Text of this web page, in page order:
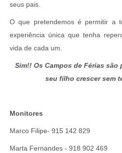
seus pais.
O que pretendemos é permitir a
experiência única que tenha
vida de cada um.
Sim!! Os Campos de Férias
seu filho crescer sem
Monitores
Marco Filipe- 915 142 829
Marta Fernandes - 918 902 469